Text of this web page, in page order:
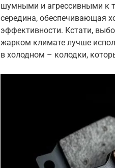
шумными и агрессивными к
середина, обеспечивающая
эффективности. Кстати,
жарком климате лучше
в холодном – колодки,